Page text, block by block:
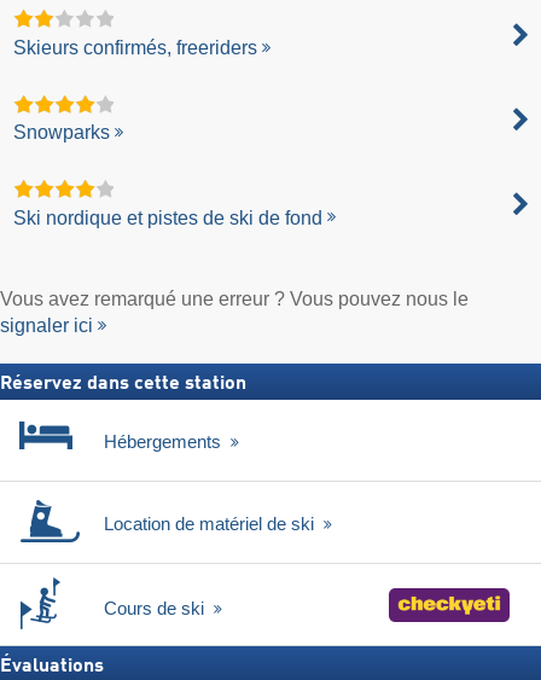
Skieurs confirmés, freeriders
Snowparks
Ski nordique et pistes de ski de fond
Vous avez remarqué une erreur ? Vous pouvez nous le
signaler ici
Réservez dans cette station
Hébergements
Location de matériel de ski
Cours de ski
Évaluations